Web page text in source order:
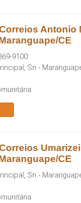
Antonio
CE
9100
Sn -
CE
Sn -